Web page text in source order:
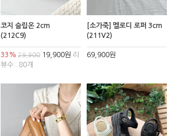
코지 슬립온 2cm
(212C9)
33% 29,90019,900원 리
뷰수 : 80개
[소가죽] 멜로디 로퍼 3cm
(211V2)
69,900원